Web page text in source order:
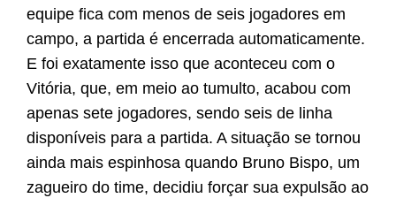
equipe fica com menos de seis jogadores em
campo, a partida é encerrada automaticamente.
E foi exatamente isso que aconteceu com o
Vitória, que, em meio ao tumulto, acabou com
apenas sete jogadores, sendo seis de linha
disponíveis para a partida. A situação se tornou
ainda mais espinhosa quando Bruno Bispo, um
zagueiro do time, decidiu forçar sua expulsão ao